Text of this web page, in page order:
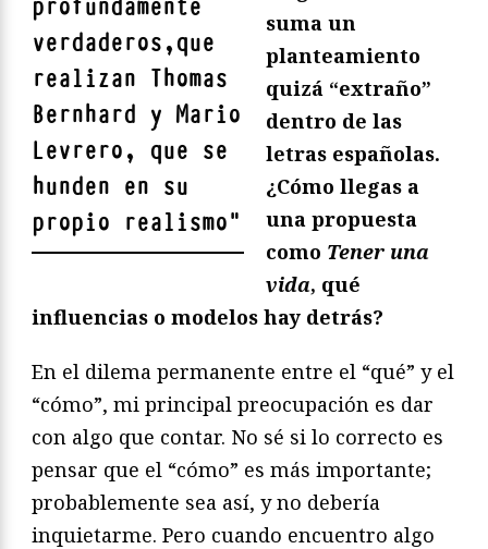
profundamente
verdaderos,que
realizan Thomas
Bernhard y Mario
Levrero, que se
hunden en su
propio realismo"
suma un
planteamiento
quizá “extraño”
dentro de las
letras españolas.
¿Cómo llegas a
una propuesta
como Tener una
vida, qué
influencias o modelos hay detrás?
En el dilema permanente entre el “qué” y el
“cómo”, mi principal preocupación es dar
con algo que contar. No sé si lo correcto es
pensar que el “cómo” es más importante;
probablemente sea así, y no debería
inquietarme. Pero cuando encuentro algo